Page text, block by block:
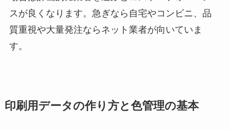
スが良くなります。急ぎなら自宅やコンビニ、品
質重視や大量発注ならネット業者が向いていま
す。
印刷用データの作り方と色管理の基本